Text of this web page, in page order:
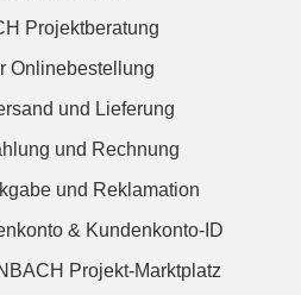
Projektberatung
Onlinebestellung
und Lieferung
und Rechnung
und Reklamation
& Kundenkonto-ID
Projekt-Marktplatz